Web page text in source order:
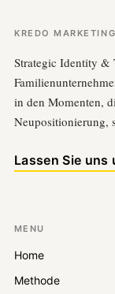
KREDO MARKETING
Strategic Identity &
in den Momenten,
Neupositionierung,
Lassen Sie
MENU
Home
Methode